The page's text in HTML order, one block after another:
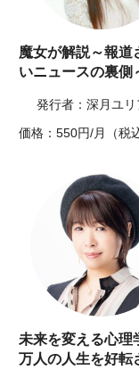
魔女が解説～報道
いニュースの裏側
発行者：深月ユリ
価格：550円/月（税
未来を変える心理
万人の人生を好転